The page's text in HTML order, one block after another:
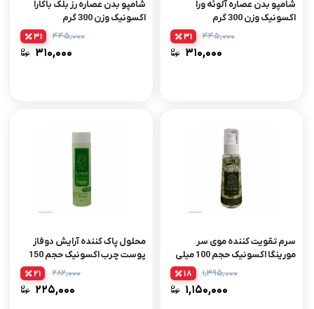
شامپو بدن عصاره آلوئه ورا
اکسونیک وزن 300 گرم
۴۴۵,۰۰۰
۳۱۰,۰۰۰
31
شامپو بدن عصاره رز بلک باکارا
اکسونیک وزن 300 گرم
۴۴۵,۰۰۰
۳۱۰,۰۰۰
31
سرم تقویت کننده موی سر
مورینگا اکسونیک حجم 100 میلی
۱,۳۹۵,۰۰۰
۱,۱۵۰,۰۰۰
18
محلول پاک کننده آرایش دوفاز
پوست چرب اکسونیک حجم 150
۲۸۲,۰۰۰
۲۲۵,۰۰۰
21